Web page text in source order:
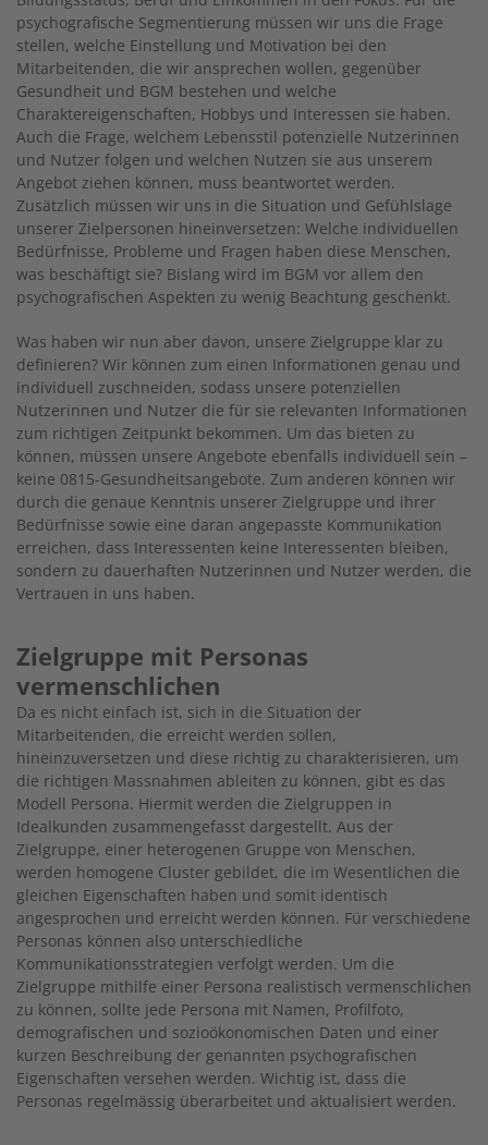
psychografische Segmentierung müssen wir uns die Frage
stellen, welche Einstellung und Motivation bei den
Mitarbeitenden, die wir ansprechen wollen, gegenüber
Gesundheit und BGM bestehen und welche
Charaktereigenschaften, Hobbys und Interessen sie haben.
Auch die Frage, welchem Lebensstil potenzielle Nutzerinnen
und Nutzer folgen und welchen Nutzen sie aus unserem
Angebot ziehen können, muss beantwortet werden.
Zusätzlich müssen wir uns in die Situation und Gefühlslage
unserer Zielpersonen hineinversetzen: Welche individuellen
Bedürfnisse, Probleme und Fragen haben diese Menschen,
was beschäftigt sie? Bislang wird im BGM vor allem den
psychografischen Aspekten zu wenig Beachtung geschenkt.
Was haben wir nun aber davon, unsere Zielgruppe klar zu
definieren? Wir können zum einen Informationen genau und
individuell zuschneiden, sodass unsere potenziellen
Nutzerinnen und Nutzer die für sie relevanten Informationen
zum richtigen Zeitpunkt bekommen. Um das bieten zu
können, müssen unsere Angebote ebenfalls individuell sein –
keine 0815-Gesundheitsangebote. Zum anderen können wir
durch die genaue Kenntnis unserer Zielgruppe und ihrer
Bedürfnisse sowie eine daran angepasste Kommunikation
erreichen, dass Interessenten keine Interessenten bleiben,
sondern zu dauerhaften Nutzerinnen und Nutzer werden, die
Vertrauen in uns haben.
Zielgruppe mit Personas
vermenschlichen
Da es nicht einfach ist, sich in die Situation der
Mitarbeitenden, die erreicht werden sollen,
hineinzuversetzen und diese richtig zu charakterisieren, um
die richtigen Massnahmen ableiten zu können, gibt es das
Modell Persona. Hiermit werden die Zielgruppen in
Idealkunden zusammengefasst dargestellt. Aus der
Zielgruppe, einer heterogenen Gruppe von Menschen,
werden homogene Cluster gebildet, die im Wesentlichen die
gleichen Eigenschaften haben und somit identisch
angesprochen und erreicht werden können. Für verschiedene
Personas können also unterschiedliche
Kommunikationsstrategien verfolgt werden. Um die
Zielgruppe mithilfe einer Persona realistisch vermenschlichen
zu können, sollte jede Persona mit Namen, Profilfoto,
demografischen und sozioökonomischen Daten und einer
kurzen Beschreibung der genannten psychografischen
Eigenschaften versehen werden. Wichtig ist, dass die
Personas regelmässig überarbeitet und aktualisiert werden.